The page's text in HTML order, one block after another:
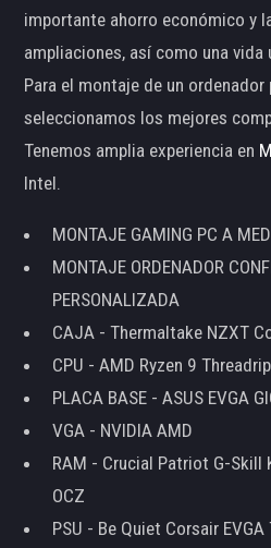
importante ahorro económico y
ampliaciones, así como una vida
Para el montaje de un
seleccionamos los mejores
Tenemos amplia experiencia en
Intel.
MONTAJE GAMING PC A
MONTAJE ORDENADOR
PERSONALIZADA
CAJA - Thermaltake NZXT
CPU - AMD Ryzen 9
PLACA BASE - ASUS EVGA
VGA - NVIDIA AMD
RAM - Crucial Patriot G-Skill
OCZ
PSU - Be Quiet Corsair